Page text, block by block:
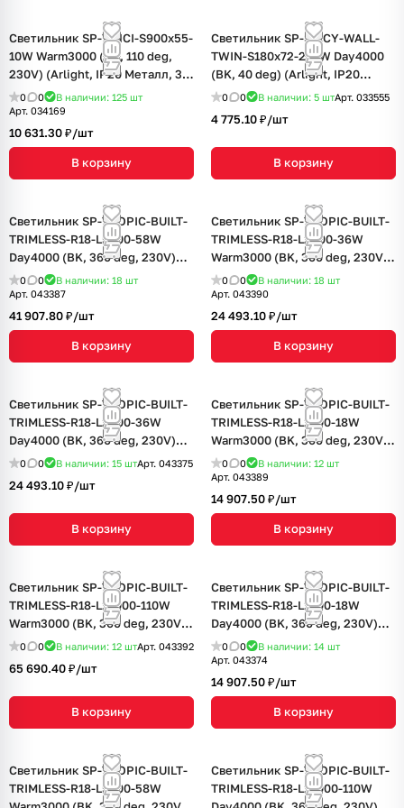
Светильник SP-VINCI-S900x55-
10W Warm3000 (BK, 110 deg,
230V) (Arlight, IP20 Металл, 3
года)
0 0 В наличии: 125 шт
Арт. 034169
10 631.30 ₽/шт
В корзину
Светильник SP-SPICY-WALL-
TWIN-S180x72-2x6W Day4000
(BK, 40 deg) (Arlight, IP20
Металл, 3 года)
0 0 В наличии: 5 штАрт. 033555
4 775.10 ₽/шт
В корзину
Светильник SP-TROPIC-BUILT-
TRIMLESS-R18-L5000-58W
Day4000 (BK, 360 deg, 230V)
(Arlight, IP20 Пластик, 3 года)
0 0 В наличии: 18 шт
Арт. 043387
41 907.80 ₽/шт
В корзину
Светильник SP-TROPIC-BUILT-
TRIMLESS-R18-L2500-36W
Warm3000 (BK, 360 deg, 230V)
(Arlight, IP20 Пластик, 3 года)
0 0 В наличии: 18 шт
Арт. 043390
24 493.10 ₽/шт
В корзину
Светильник SP-TROPIC-BUILT-
TRIMLESS-R18-L2500-36W
Day4000 (BK, 360 deg, 230V)
(Arlight, IP20 Пластик, 3 года)
0 0 В наличии: 15 штАрт. 043375
24 493.10 ₽/шт
В корзину
Светильник SP-TROPIC-BUILT-
TRIMLESS-R18-L1200-18W
Warm3000 (BK, 360 deg, 230V)
(Arlight, IP20 Пластик, 3 года)
0 0 В наличии: 12 шт
Арт. 043389
14 907.50 ₽/шт
В корзину
Светильник SP-TROPIC-BUILT-
TRIMLESS-R18-L10000-110W
Warm3000 (BK, 360 deg, 230V)
(Arlight, IP20 Пластик, 3 года)
0 0 В наличии: 12 штАрт. 043392
65 690.40 ₽/шт
В корзину
Светильник SP-TROPIC-BUILT-
TRIMLESS-R18-L1200-18W
Day4000 (BK, 360 deg, 230V)
(Arlight, IP20 Пластик, 3 года)
0 0 В наличии: 14 шт
Арт. 043374
14 907.50 ₽/шт
В корзину
Светильник SP-TROPIC-BUILT-
TRIMLESS-R18-L5000-58W
Светильник SP-TROPIC-BUILT-
TRIMLESS-R18-L10000-110W